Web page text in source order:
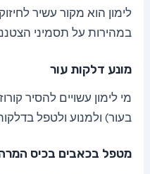
לימון הוא מקור עשיר
במהירות על תסמיני
מונע דלקות עור
מי לימון עשויים להסיר
בעור) ולמנוע ולטפל
מטפל בכאבים בכיס